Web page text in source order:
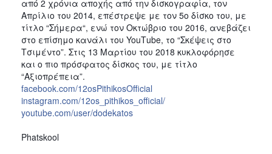
από 2 χρόνια αποχής από την δισκογραφία, τον
Απρίλιο του 2014, επέστρεψε με τον 5ο δίσκο του, με
τίτλο “Σήμερα“, ενώ τον Οκτώβριο του 2016, ανεβάζει
στο επίσημο κανάλι του YouΤube, το “Σκέψεις στο
Τσιμέντο”. Στις 13 Μαρτίου του 2018 κυκλοφόρησε
και ο πιο πρόσφατος δίσκος του, με τίτλο
“Αξιοπρέπεια”.
facebook.com/12osPithikosOfficial
instagram.com/12os_pithikos_official/
youtube.com/user/dodekatos
Phatskool